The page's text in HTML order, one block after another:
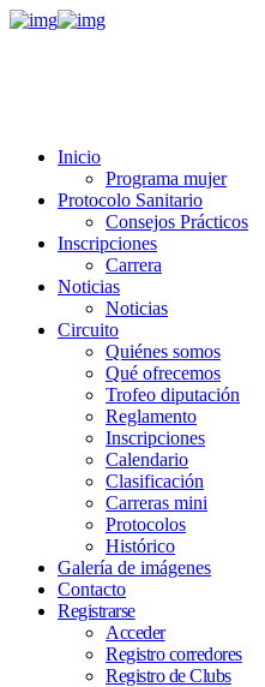
Inicio
Programa mujer
Protocolo Sanitario
Consejos Prácticos
Inscripciones
Carrera
Noticias
Noticias
Circuito
Quiénes somos
Qué ofrecemos
Trofeo diputación
Reglamento
Inscripciones
Calendario
Clasificación
Carreras mini
Protocolos
Histórico
Galería de imágenes
Contacto
Registrarse
Acceder
Registro corredores
Registro de Clubs